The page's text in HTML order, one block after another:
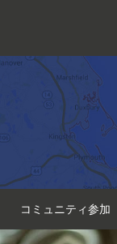
コミュニティ参加